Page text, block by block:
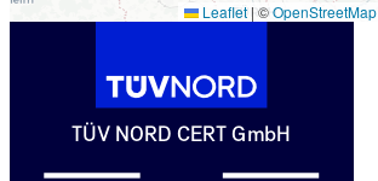
Leaflet | ©OpenStreetMap